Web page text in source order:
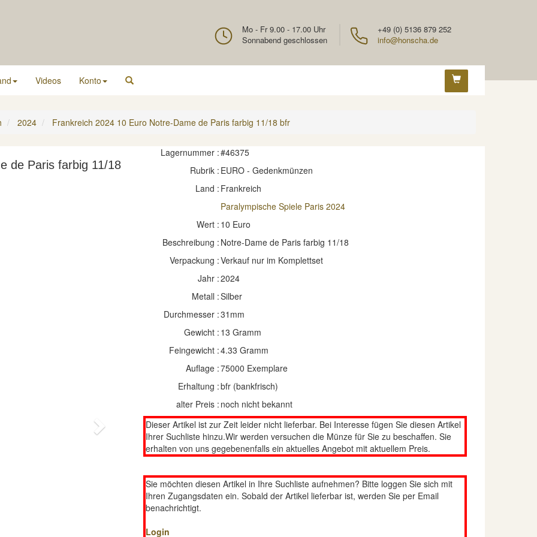
+49 (0) 5136 879 252
info@honscha.de
Mo - Fr 9.00 - 17.00 Uhr
Sonnabend geschlossen
Videos Konto
2024 Frankreich 2024 10 Euro Notre-Dame de Paris farbig 11/18 bfr
de Paris farbig 11/18
Next
Lagernummer :#46375
Rubrik : EURO - Gedenkmünzen
Land : Frankreich
Paralympische Spiele Paris 2024
Wert : 10 Euro
Beschreibung : Notre-Dame de Paris farbig 11/18
Verpackung :Verkauf nur im Komplettset
Jahr :2024
Metall :Silber
Durchmesser :31mm
Gewicht : 13 Gramm
Feingewicht :4.33 Gramm
Auflage :75000 Exemplare
Erhaltung :bfr (bankfrisch)
alter Preis : noch nicht bekannt
Dieser Artikel ist zur Zeit leider nicht lieferbar. Bei Interesse fügen Sie diesen Artikel
Ihrer Suchliste hinzu.Wir werden versuchen die Münze für Sie zu beschaffen. Sie
erhalten von uns gegebenenfalls ein aktuelles Angebot mit aktuellem Preis.
Sie möchten diesen Artikel in Ihre Suchliste aufnehmen? Bitte loggen Sie sich mit
Ihren Zugangsdaten ein. Sobald der Artikel lieferbar ist, werden Sie per Email
benachrichtigt.
Login